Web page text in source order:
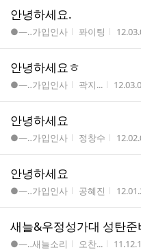
안녕하세요.
게시판명
●―‥가입인사 작성자
퐈이팅 작성
안녕하세요ㅎ
게시판명
●―‥가입인사 작성자
곽지... 작성시
안녕하세요
게시판명
●―‥가입인사 작성자
정창수 작성
안녕하세요
게시판명
●―‥가입인사 작성자
공혜진 작성
새늘&우정성가대 성탄
게시판명
●―‥새늘소리 작성자
오찬... 작성시